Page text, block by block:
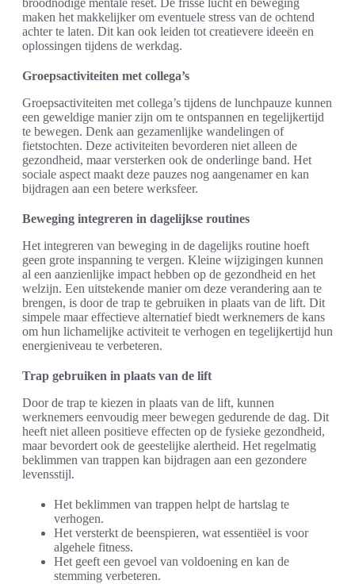
broodnodige mentale reset. De frisse lucht en beweging
maken het makkelijker om eventuele stress van de ochtend
achter te laten. Dit kan ook leiden tot creatievere ideeën en
oplossingen tijdens de werkdag.
Groepsactiviteiten met collega’s
Groepsactiviteiten met collega’s tijdens de lunchpauze kunnen
een geweldige manier zijn om te ontspannen en tegelijkertijd
te bewegen. Denk aan gezamenlijke wandelingen of
fietstochten. Deze activiteiten bevorderen niet alleen de
gezondheid, maar versterken ook de onderlinge band. Het
sociale aspect maakt deze pauzes nog aangenamer en kan
bijdragen aan een betere werksfeer.
Beweging integreren in dagelijkse routines
Het integreren van beweging in de dagelijks routine hoeft
geen grote inspanning te vergen. Kleine wijzigingen kunnen
al een aanzienlijke impact hebben op de gezondheid en het
welzijn. Een uitstekende manier om deze verandering aan te
brengen, is door de trap te gebruiken in plaats van de lift. Dit
simpele maar effectieve alternatief biedt werknemers de kans
om hun lichamelijke activiteit te verhogen en tegelijkertijd hun
energieniveau te verbeteren.
Trap gebruiken in plaats van de lift
Door de trap te kiezen in plaats van de lift, kunnen
werknemers eenvoudig meer bewegen gedurende de dag. Dit
heeft niet alleen positieve effecten op de fysieke gezondheid,
maar bevordert ook de geestelijke alertheid. Het regelmatig
beklimmen van trappen kan bijdragen aan een gezondere
levensstijl.
Het beklimmen van trappen helpt de hartslag te
verhogen.
Het versterkt de beenspieren, wat essentiëel is voor
algehele fitness.
Het geeft een gevoel van voldoening en kan de
stemming verbeteren.